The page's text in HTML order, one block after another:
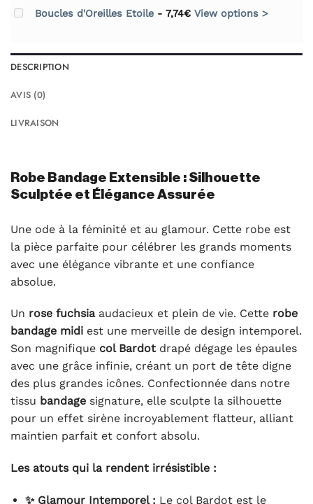
Boucles d'Oreilles Etoile - 7,74€ View options >
DESCRIPTION
AVIS (0)
LIVRAISON
Robe Bandage Extensible : Silhouette
Sculptée et Élégance Assurée
Une ode à la féminité et au glamour. Cette robe est
la pièce parfaite pour célébrer les grands moments
avec une élégance vibrante et une confiance
absolue.
Un rose fuchsiaaudacieux et plein de vie. Cette robe
bandage midi est une merveille de design intemporel.
Son magnifique col Bardot drapé dégage les épaules
avec une grâce infinie, créant un port de tête digne
des plus grandes icônes. Confectionnée dans notre
tissu bandage signature, elle sculpte la silhouette
pour un effet sirène incroyablement flatteur, alliant
maintien parfait et confort absolu.
Les atouts qui la rendent irrésistible :
✨ Glamour Intemporel : Le col Bardot est le